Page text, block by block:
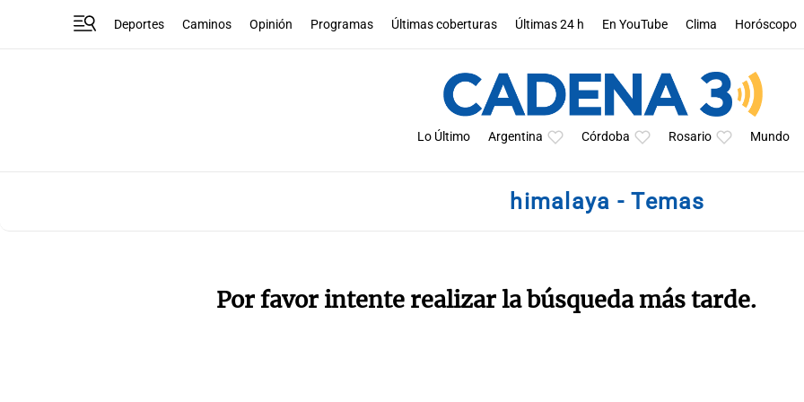
Deportes Caminos Opinión Programas Últimas coberturas Últimas 24 h En YouTube Clima Horóscopo
Lo Último Argentina Córdoba Rosario Mundo
himalaya - Temas
Por favor intente realizar la búsqueda más tarde.